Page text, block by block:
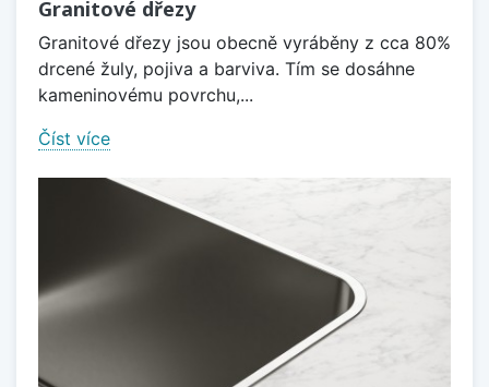
Granitové dřezy
Granitové dřezy jsou obecně vyráběny z cca 80%
drcené žuly, pojiva a barviva. Tím se dosáhne
kameninovému povrchu,...
Číst více